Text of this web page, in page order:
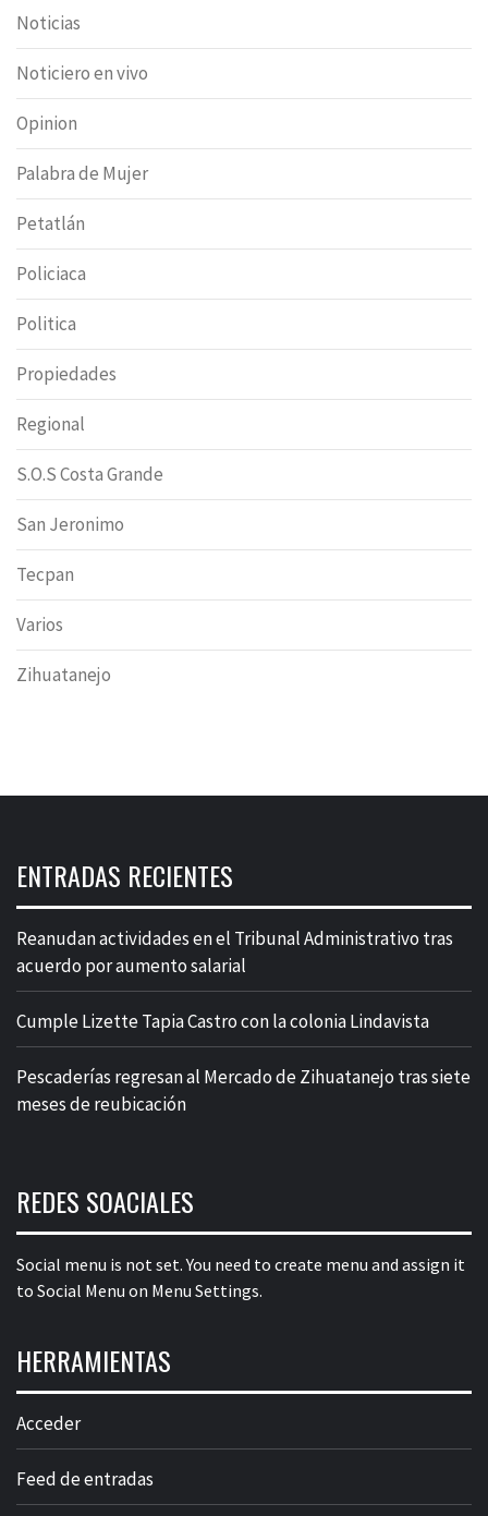
Noticias
Noticiero en vivo
Opinion
Palabra de Mujer
Petatlán
Policiaca
Politica
Propiedades
Regional
S.O.S Costa Grande
San Jeronimo
Tecpan
Varios
Zihuatanejo
ENTRADAS RECIENTES
Reanudan actividades en el Tribunal Administrativo tras
acuerdo por aumento salarial
Cumple Lizette Tapia Castro con la colonia Lindavista
Pescaderías regresan al Mercado de Zihuatanejo tras siete
meses de reubicación
REDES SOACIALES
Social menu is not set. You need to create menu and assign it
to Social Menu on Menu Settings.
HERRAMIENTAS
Acceder
Feed de entradas